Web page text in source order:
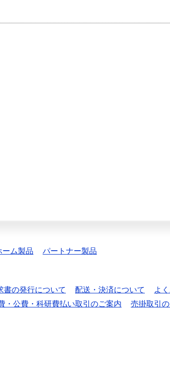
ーム製品 パートナー製品
書の発行について 配送・決済について
よ
・公費・科研費払い取引のご案内 売掛取引